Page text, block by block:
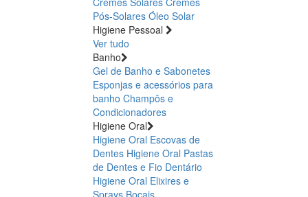
Pós-Solares Óleo Solar
Higiene Pessoal
Ver tudo
Banho
Gel de Banho e Sabonetes
Esponjas e acessórios para
banho Champôs e
Condicionadores
Higiene Oral
Higiene Oral Escovas de
Dentes Higiene Oral Pastas
de Dentes e Fio Dentário
Higiene Oral Elixires e
Sprays Bocais